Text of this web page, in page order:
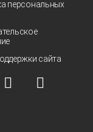
персональных
сайта